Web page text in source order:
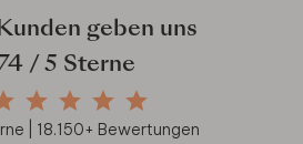
geben uns
/ 5 Sterne
| 18.150+ Bewertungen